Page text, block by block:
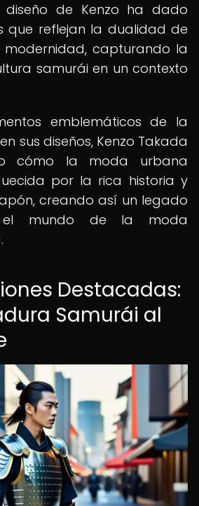
de Kenzo ha dado
que reflejan la dualidad de
capturando la
samurái en un contexto
emblemáticos de la
sus diseños, Kenzo Takada
cómo la moda urbana
por la rica historia y
creando así un legado
el mundo de la moda
Destacadas:
Samurái al